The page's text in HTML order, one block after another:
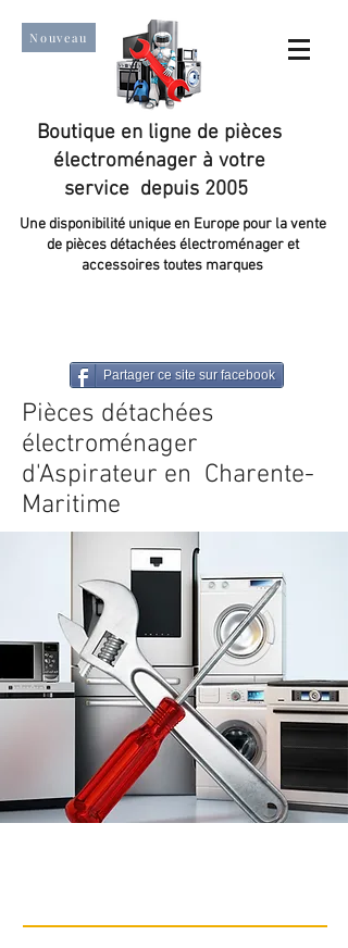
Nouveau
Boutique en ligne de pièces
électroménager à votre
service depuis 2005
Une disponibilité unique en Europe pour la vente
de pièces détachées électroménager et
accessoires toutes marques
Partager ce site sur facebook
Pièces détachées
électroménager
d'Aspirateur en Charente-
Maritime